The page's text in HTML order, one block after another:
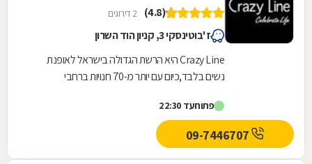
(4.8) 2 דירוגים
ז'בוטינסקי 3, קניון הוד השרון
Crazy Line היא הרשת הגדולה בישראל לאופנת
נשים בלבד,כיום עם יותר מ-70 חנויות ברחבי
הנאמן שלה בגדים...
פתוחעד 22:30
09-7446707